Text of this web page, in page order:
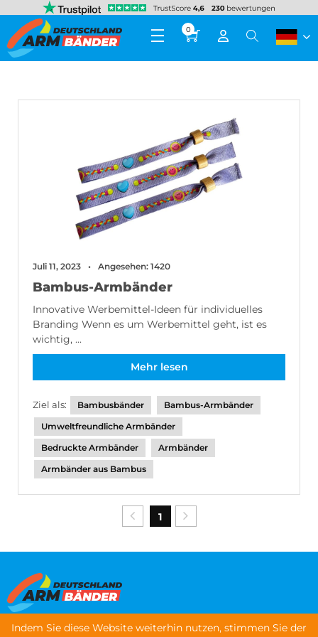
0
Juli 11, 2023 Angesehen: 1420
Bambus-Armbänder
Innovative Werbemittel-Ideen für individuelles
Branding Wenn es um Werbemittel geht, ist es
wichtig, ...
Mehr lesen
Ziel als: Bambusbänder
Bambus-Armbänder
Umweltfreundliche Armbänder
Bedruckte Armbänder
Armbänder
Armbänder aus Bambus
1
Indem Sie diese Website weiterhin nutzen, stimmen Sie der